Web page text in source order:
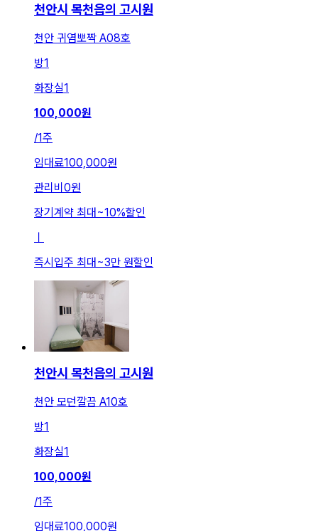
천안시 목천읍의 고시원
천안 귀염뽀짝 A08호
방1
화장실1
100,000원
/1주
임대료100,000원
관리비 0원
장기계약 최대 ~10%할인
즉시입주 최대 ~3만 원할인
천안시 목천읍의 고시원
천안 모던깔끔 A10호
방1
화장실1
100,000원
/1주
임대료100,000원